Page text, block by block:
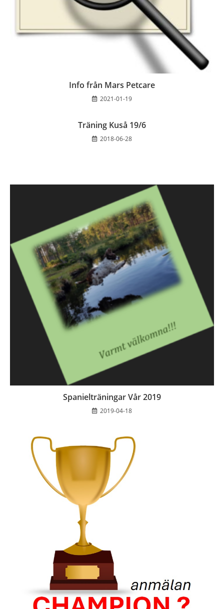
Info från Mars Petcare
2021-01-19
Träning Kuså 19/6
2018-06-28
Spanielträningar Vår 2019
2019-04-18